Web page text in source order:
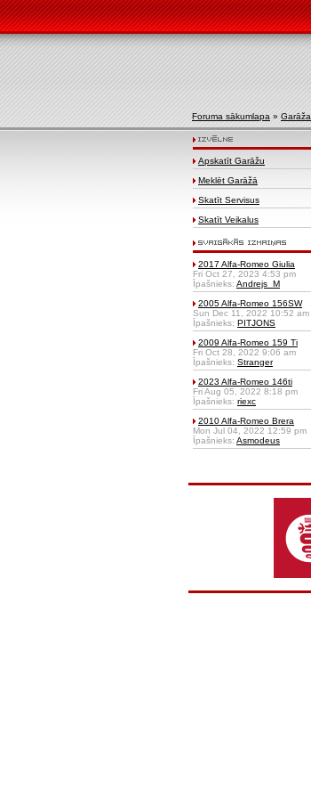
Foruma sākumlapa » Garāža
Apskatīt Garāžu
Meklēt Garāžā
Skatīt Servisus
Skatīt Veikalus
2017 Alfa-Romeo Giulia
Fri Oct 27, 2023 4:53 pm
Īpašnieks: Andrejs_M
2005 Alfa-Romeo 156SW
Sun Dec 11, 2022 10:52 am
Īpašnieks: PITJONS
2009 Alfa-Romeo 159 Ti
Fri Oct 28, 2022 9:06 am
Īpašnieks: Stranger
2023 Alfa-Romeo 146ti
Fri Aug 05, 2022 8:18 pm
Īpašnieks: riexc
2010 Alfa-Romeo Brera
Mon Jul 04, 2022 12:59 pm
Īpašnieks: Asmodeus